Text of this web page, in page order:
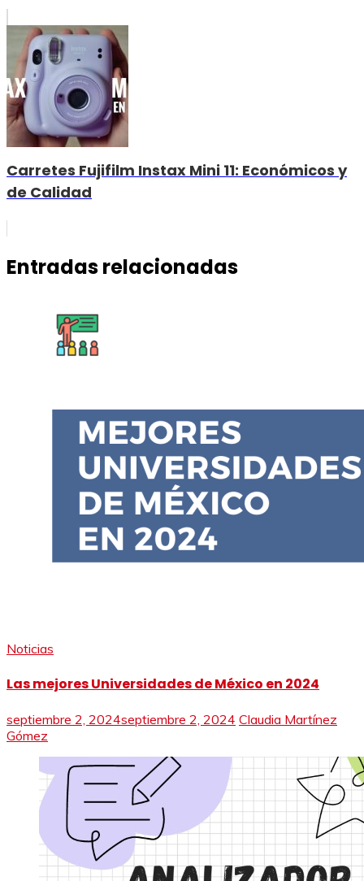
Carretes Fujifilm Instax Mini 11: Económicos y
de Calidad
Entradas relacionadas
Noticias
Las mejores Universidades de México en 2024
septiembre 2, 2024septiembre 2, 2024 Claudia Martínez
Gómez